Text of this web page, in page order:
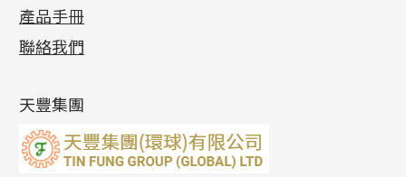
十字錘打鏈系列
側身車花鏈系列
側身鏈系列
雙十字鏈系列
蛇骨鏈系列
鏈尾系列
平臺迫系列
綫拍系列
美拍系列
耳環扣系列
耳環爪頭
耳環
生圈扣系列
龍蝦扣系列
鴨俐制系列
字母吊墜
項鏈吊墜
生肖吊墜
袖口鈕系列
焊片及鐳射綫
空心車花管
無孔光身珠
空心光身珠
無孔批花珠
動感車花片
鑲口戒指
鑲口手鏈系列
空心耳環
空心车花管首饰链
空心手鐲系列
記憶戒指
拉簧珠珠手鏈
記憶鈦手鐲
相片集(9)
展覽會資訊
最新產品資訊
產品手冊
聯絡我們
天豐集團